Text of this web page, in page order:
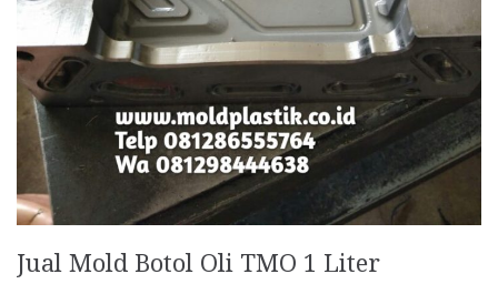
Jual Mold Botol Oli TMO 1 Liter